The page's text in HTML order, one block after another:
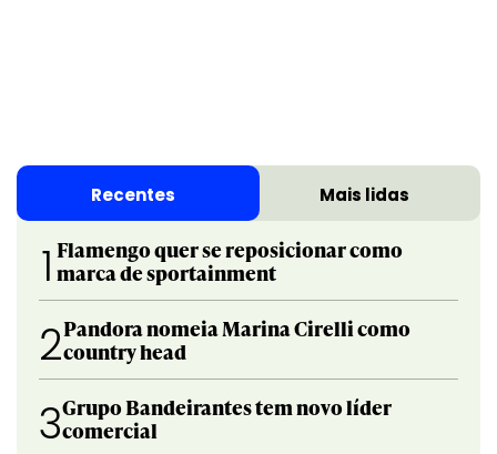
Recentes Mais lidas
1 Flamengo quer se reposicionar como
marca de sportainment
2Pandora nomeia Marina Cirelli como
country head
3Grupo Bandeirantes tem novo líder
comercial